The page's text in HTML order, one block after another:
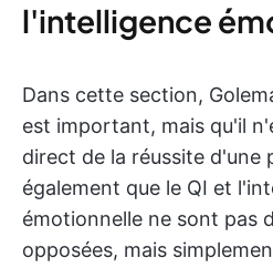
l'intelligence
Dans cette section,
est important, mais qu'il
direct de la réussite d'une
également que le QI et
émotionnelle ne sont pas
opposées, mais